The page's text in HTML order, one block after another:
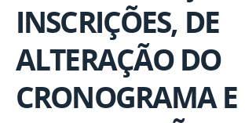
INSCRIÇÕES, DE
ALTERAÇÃO DO
CRONOGRAMA E